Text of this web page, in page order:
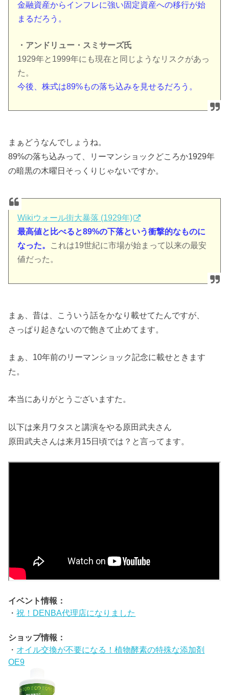
金融資産からインフレに強い固定資産への移行が始
まるだろう。
・アンドリュー・スミサーズ氏
1929年と1999年にも現在と同じようなリスクがあっ
た。
今後、株式は89%もの落ち込みを見せるだろう。
まぁどうなんでしょうね。
89%の落ち込みって、リーマンショックどころか1929年
の暗黒の木曜日そっくりじゃないですか。
Wikiウォール街大暴落 (1929年)
最高値と比べると89%の下落という衝撃的なものに
なった。
これは19世紀に市場が始まって以来の最安
値だった。
まぁ、昔は、こういう話をかなり載せてたんですが、
さっぱり起きないので飽きて止めてます。
まぁ、10年前のリーマンショック記念に載せときます
た。
本当にありがとうございますた。
以下は来月ワタスと講演をやる原田武夫さん
原田武夫さんは来月15日頃では？と言ってます。
イベント情報：
・祝！DENBA代理店になりました
ショップ情報：
・ オイル交換が不要になる！植物酵素の特殊な添加剤
OE9